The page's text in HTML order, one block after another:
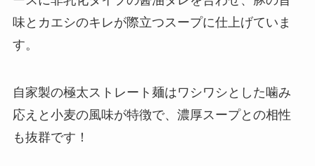
味とカエシのキレが際立つスープに仕上げていま
す。
自家製の極太ストレート麺はワシワシとした噛み
応えと小麦の風味が特徴で、濃厚スープとの相性
も抜群です！